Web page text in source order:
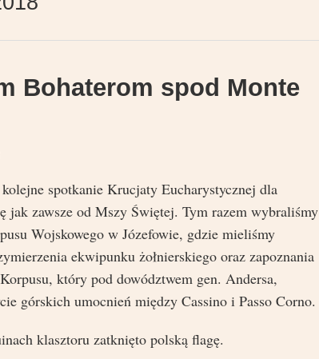
Bohaterom spod Monte
kolejne spotkanie Krucjaty Eucharystycznej dla
jak zawsze od Mszy Świętej. Tym razem wybraliśmy
Wojskowego w Józefowie, gdzie mieliśmy
ekwipunku żołnierskiego oraz zapoznania
który pod dowództwem gen. Andersa,
górskich umocnień między Cassino i Passo Corno.
klasztoru zatknięto polską flagę.